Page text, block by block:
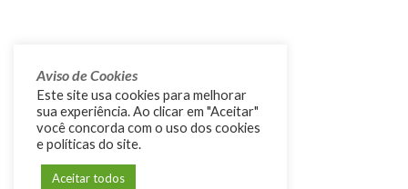
Aviso de Cookies
Este site usa cookies para melhorar
sua experiência. Ao clicar em "Aceitar"
você concorda com o uso dos cookies
e políticas do site.
Aceitar todos